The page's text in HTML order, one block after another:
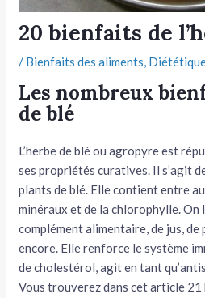
20 bienfaits de
/ Bienfaits des aliments,
Les nombreux
de blé
L’herbe de blé ou agropyre est
ses propriétés curatives. Il s’agit
plants de blé. Elle contient entre
minéraux et de la chlorophylle.
complément alimentaire, de jus, de
encore. Elle renforce le système
de cholestérol, agit en tant
Vous trouverez dans cet article 21